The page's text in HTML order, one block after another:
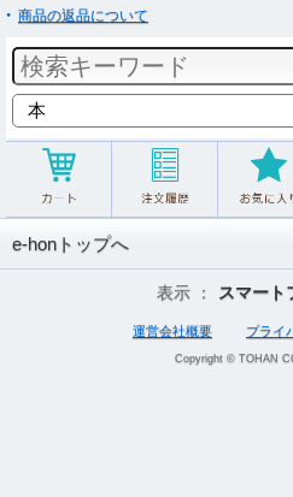
商品の返品について
e-honトップへ
表示 ： スマート
運営会社概要 プライ
Copyright © TOHAN